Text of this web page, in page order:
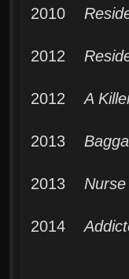
2010
2012
2012A
2013
2013
2014